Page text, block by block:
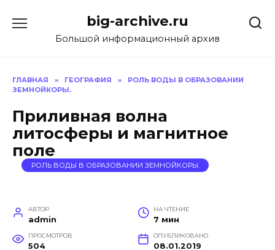
содержанию
big-archive.ru
Большой информационный архив
ГЛАВНАЯ » ГЕОГРАФИЯ »
РОЛЬ ВОДЫ В ОБРАЗОВАНИИ
ЗЕМНОЙКОРЫ.
Приливная волна
литосферы и магнитное
поле
РОЛЬ ВОДЫ В ОБРАЗОВАНИИ ЗЕМНОЙКОРЫ.
АВТОР
admin
НА ЧТЕНИЕ
7 мин
ПРОСМОТРОВ
504
ОПУБЛИКОВАНО
08.01.2019